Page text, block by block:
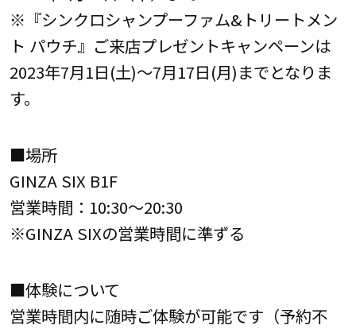
※『シンクロシャンプーファム&トリートメン
ト パウチ』ご来店プレゼントキャンペーンは
2023年7月1日(土)～7月17日(月)までとなりま
す。
■場所
GINZA SIX B1F
営業時間：10:30～20:30
※GINZA SIXの営業時間に準ずる
■体験について
営業時間内に随時ご体験が可能です（予約不